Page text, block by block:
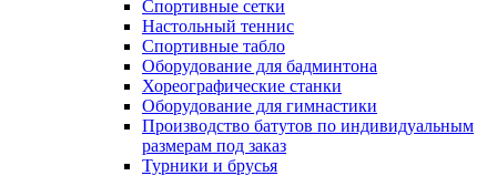
Спортивные сетки
Настольный теннис
Спортивные табло
Оборудование для бадминтона
Хореографические станки
Оборудование для гимнастики
Производство батутов по индивидуальным
размерам под заказ
Турники и брусья